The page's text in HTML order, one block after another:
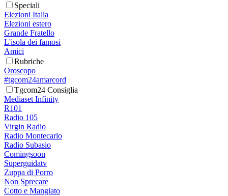
Speciali
Elezioni Italia
Elezioni estero
Grande Fratello
L'isola dei famosi
Amici
Rubriche
Oroscopo
#tgcom24amarcord
Tgcom24 Consiglia
Mediaset Infinity
R101
Radio 105
Virgin Radio
Radio Montecarlo
Radio Subasio
Comingsoon
Superguidatv
Zuppa di Porro
Non Sprecare
Cotto e Mangiato